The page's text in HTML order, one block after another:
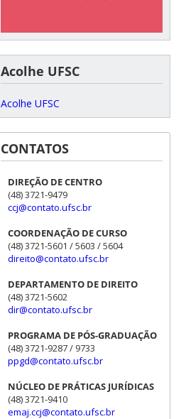
Acolhe UFSC
Acolhe UFSC
CONTATOS
DIREÇÃO DE CENTRO
(48) 3721-9479
ccj@contato.ufsc.br
COORDENAÇÃO DE CURSO
(48) 3721-5601 / 5603 / 5604
direito@contato.ufsc.br
DEPARTAMENTO DE DIREITO
(48) 3721-5602
dir@contato.ufsc.br
PROGRAMA DE PÓS-GRADUAÇÃO
(48) 3721-9287 / 9733
ppgd@contato.ufsc.br
NÚCLEO DE PRÁTICAS JURÍDICAS
(48) 3721-9410
emaj.ccj@contato.ufsc.br